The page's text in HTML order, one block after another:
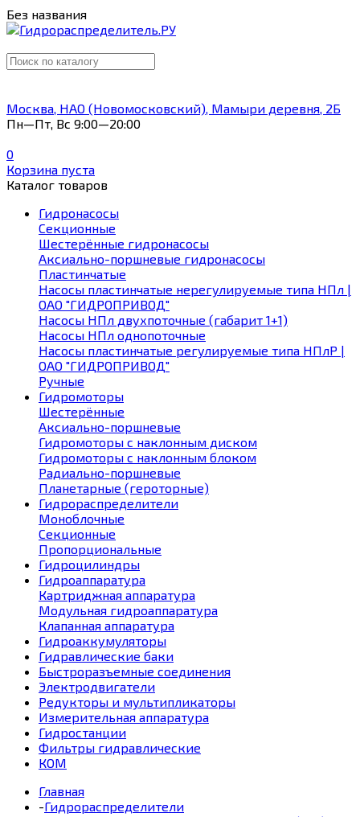
Без названия
Москва, НАО (Новомосковский), Мамыри деревня, 2Б
Пн—Пт, Вс 9:00—20:00
0
Корзина пуста
Каталог товаров
Гидронасосы
Секционные
Шестерённые гидронасосы
Аксиально-поршневые гидронасосы
Пластинчатые
Насосы пластинчатые нерегулируемые типа НПл |
ОАО "ГИДРОПРИВОД"
Насосы НПл двухпоточные (габарит 1+1)
Насосы НПл однопоточные
Насосы пластинчатые регулируемые типа НПлР |
ОАО "ГИДРОПРИВОД"
Ручные
Гидромоторы
Шестерённые
Аксиально-поршневые
Гидромоторы с наклонным диском
Гидромоторы с наклонным блоком
Радиально-поршневые
Планетарные (героторные)
Гидрораспределители
Моноблочные
Секционные
Пропорциональные
Гидроцилиндры
Гидроаппаратура
Картриджная аппаратура
Модульная гидроаппаратура
Клапанная аппаратура
Гидроаккумуляторы
Гидравлические баки
Быстроразъемные соединения
Электродвигатели
Редукторы и мультипликаторы
Измерительная аппаратура
Гидростанции
Фильтры гидравлические
КОМ
Главная
-Гидрораспределители